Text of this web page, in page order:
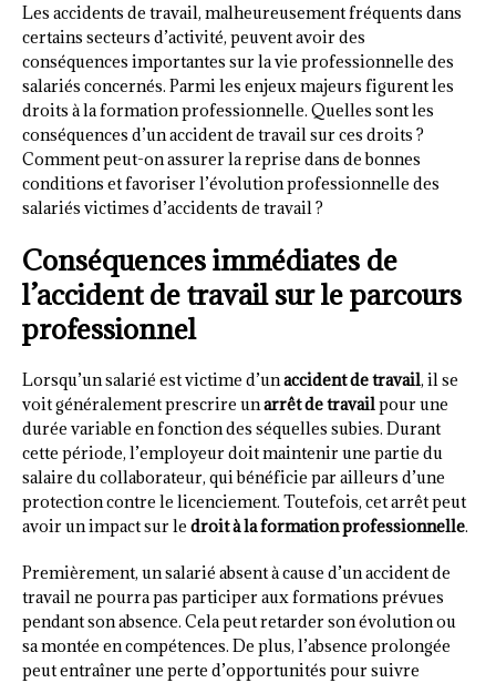
Les accidents de travail, malheureusement fréquents dans
certains secteurs d’activité, peuvent avoir des
conséquences importantes sur la vie professionnelle des
salariés concernés. Parmi les enjeux majeurs figurent les
droits à la formation professionnelle. Quelles sont les
conséquences d’un accident de travail sur ces droits ?
Comment peut-on assurer la reprise dans de bonnes
conditions et favoriser l’évolution professionnelle des
salariés victimes d’accidents de travail ?
Conséquences immédiates de
l’accident de travail sur le parcours
professionnel
Lorsqu’un salarié est victime d’unaccident de travail, il se
voit généralement prescrire unarrêt de travailpour une
durée variable en fonction des séquelles subies. Durant
cette période, l’employeur doit maintenir une partie du
salaire du collaborateur, qui bénéficie par ailleurs d’une
protection contre le licenciement. Toutefois, cet arrêt peut
avoir un impact sur le droit à la formation professionnelle.
Premièrement, un salarié absent à cause d’un accident de
travail ne pourra pas participer aux formations prévues
pendant son absence. Cela peut retarder son évolution ou
sa montée en compétences. De plus, l’absence prolongée
peut entraîner une perte d’opportunités pour suivre